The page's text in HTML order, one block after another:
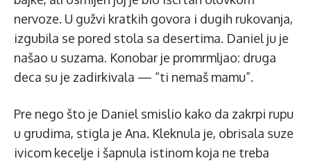
nervoze. U gužvi kratkih govora i dugih rukovanja,
izgubila se pored stola sa desertima. Daniel ju je
našao u suzama. Konobar je promrmljao: druga
deca su je zadirkivala — “ti nemaš mamu”.
Pre nego što je Daniel smislio kako da zakrpi rupu
u grudima, stigla je Ana. Kleknula je, obrisala suze
ivicom kecelje i šapnula istinom koja ne treba